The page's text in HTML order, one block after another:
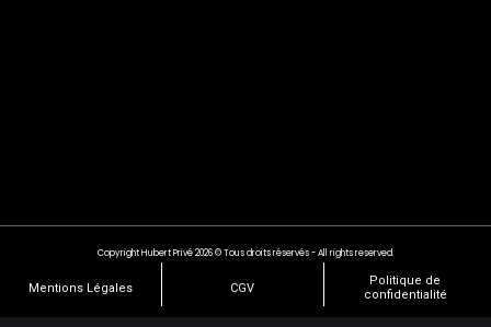
Copyright Hubert Privé 2026 © Tous droits réservés - All rights reserved.
Mentions Légales CGV
Politique de
confidentialité